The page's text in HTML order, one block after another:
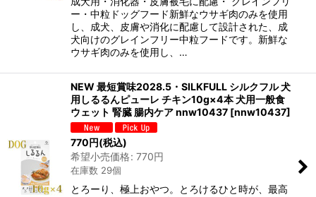
ー・中粒ドッグフード新鮮なウサギ肉のみを使用
し、成犬、皮膚や消化に配慮して設計された、成
犬向けのグレインフリー中粒フードです。新鮮な
ウサギ肉のみを使用し、…
NEW 最短賞味2028.5・SILKFULL シルクフル 犬
用しるるんピューレ チキン10g×4本 犬用一般食
ウェット 腎臓 腸内ケア nnw10437 [nnw10437]
770円(税込)
希望小売価格: 770円
在庫数 29個
とろーり、極上おやつ。とろけるひと時が、最高